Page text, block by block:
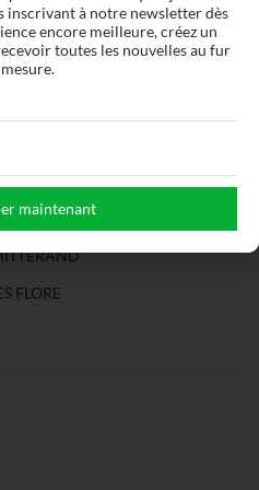
IDRICE
ULRICH
FLORE
inscrivant à notre newsletter dès
encore meilleure, créez un
toutes les nouvelles au fur
maintenant